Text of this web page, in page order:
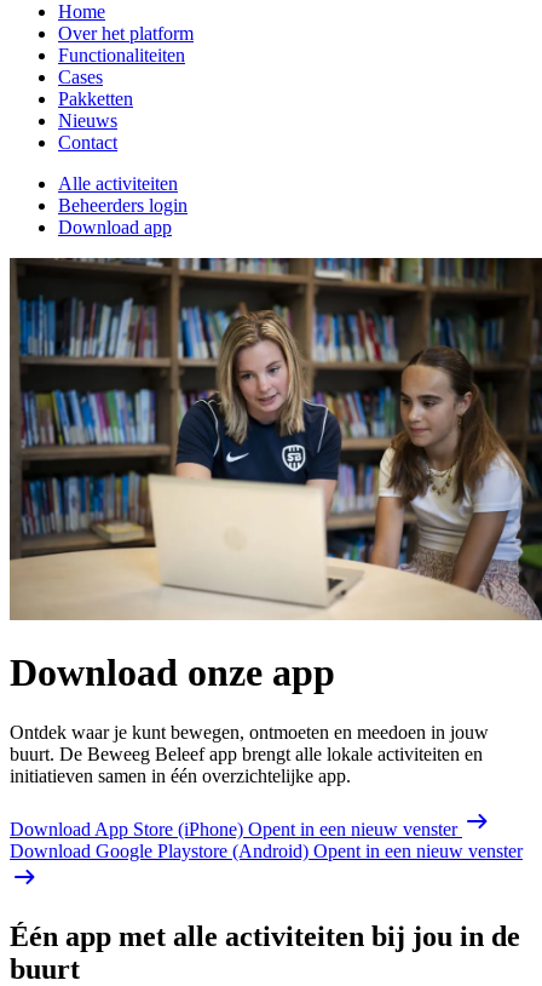
Home
Over het platform
Functionaliteiten
Cases
Pakketten
Nieuws
Contact
Alle activiteiten
Beheerders login
Download app
Download onze app
Ontdek waar je kunt bewegen, ontmoeten en meedoen in jouw
buurt. De Beweeg Beleef app brengt alle lokale activiteiten en
initiatieven samen in één overzichtelijke app.
Download App Store (iPhone) Opent in een nieuw venster
Download Google Playstore (Android) Opent in een nieuw venster
Één app met alle activiteiten bij jou in de
buurt